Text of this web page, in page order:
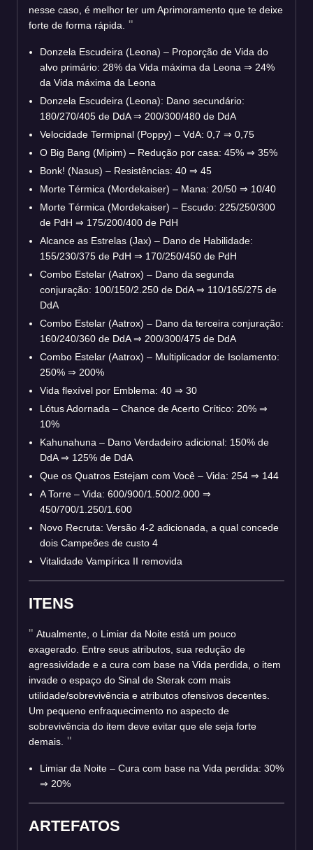
nesse caso, é melhor ter um Aprimoramento que te deixe
forte de forma rápida.
Donzela Escudeira (Leona) – Proporção de Vida do
alvo primário: 28% da Vida máxima da Leona ⇒ 24%
da Vida máxima da Leona
Donzela Escudeira (Leona): Dano secundário:
180/270/405 de DdA⇒ 200/300/480 de DdA
Velocidade Termipnal (Poppy) – VdA: 0,7 ⇒ 0,75
O Big Bang (Mipim) – Redução por casa: 45% ⇒ 35%
Bonk! (Nasus) – Resistências: 40 ⇒ 45
Morte Térmica (Mordekaiser) – Mana: 20/50 ⇒ 10/40
Morte Térmica (Mordekaiser) – Escudo: 225/250/300
de PdH ⇒ 175/200/400 de PdH
Alcance as Estrelas (Jax) – Dano de Habilidade:
155/230/375 de PdH ⇒ 170/250/450 de PdH
Combo Estelar (Aatrox) – Dano da segunda
conjuração: 100/150/2.250 de DdA⇒ 110/165/275 de
DdA
Combo Estelar (Aatrox) – Dano da terceira conjuração:
160/240/360 de DdA⇒ 200/300/475 de DdA
Combo Estelar (Aatrox) – Multiplicador de Isolamento:
250% ⇒ 200%
Vida flexível por Emblema: 40 ⇒ 30
Lótus Adornada – Chance de Acerto Crítico: 20% ⇒
10%
Kahunahuna – Dano Verdadeiro adicional: 150% de
DdA⇒ 125% de DdA
Que os Quatros Estejam com Você – Vida: 254 ⇒ 144
A Torre – Vida: 600/900/1.500/2.000 ⇒
450/700/1.250/1.600
Novo Recruta: Versão 4-2 adicionada, a qual concede
dois Campeões de custo 4
Vitalidade Vampírica II removida
ITENS
Atualmente, o Limiar da Noite está um pouco
exagerado. Entre seus atributos, sua redução de
agressividade e a cura com base na Vida perdida, o item
invade o espaço do Sinal de Sterak com mais
utilidade/sobrevivência e atributos ofensivos decentes.
Um pequeno enfraquecimento no aspecto de
sobrevivência do item deve evitar que ele seja forte
demais.
Limiar da Noite – Cura com base na Vida perdida: 30%
⇒ 20%
ARTEFATOS